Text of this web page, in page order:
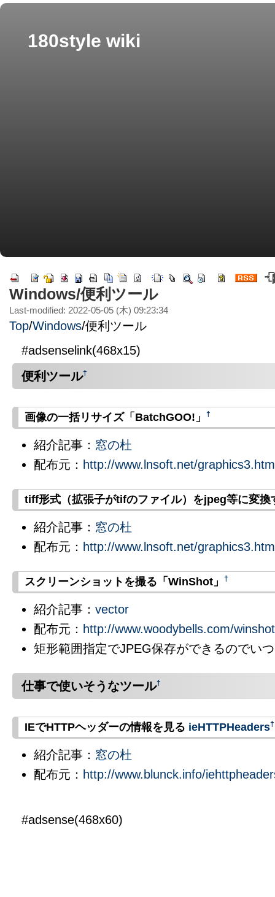
180style wiki
Windows/便利ツール
Last-modified: 2022-05-05 (木) 09:23:34
Top/Windows/便利ツール
#adsenselink(468x15)
便利ツール†
画像の一括リサイズ「BatchGOO!」 †
紹介記事： 窓の杜
配布元： http://www.lnsoft.net/
tiff形式（拡張子がtifのファイル）をjpeg等に変
紹介記事： 窓の杜
配布元： http://www.lnsoft.net/
スクリーンショットを撮る「WinShot」 †
紹介記事： vector
配布元： http://www.woodybells.com/
矩形範囲指定でJPEG保存ができるのでい
仕事で使いそうなツール†
IEでHTTPヘッダーの情報を見る ieHTTPHeaders†
紹介記事： 窓の杜
配布元： http://www.blunck.info/
#adsense(468x60)